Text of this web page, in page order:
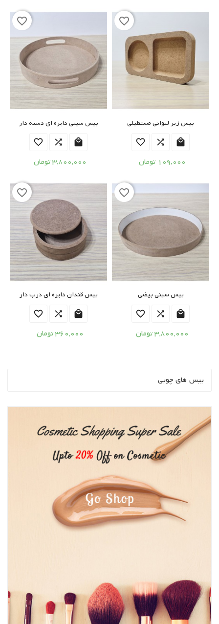
بیس زیر لیوانی مستطیلی



109,000 تومان
favorite_border
بیس سینی دایره ای دسته دار



3,800,000 تومان
favorite_border
بیس سینی بیضی



3,800,000 تومان
favorite_border
بیس قندان دایره ای درب دار



360,000 تومان
favorite_border
بیس های چوبی